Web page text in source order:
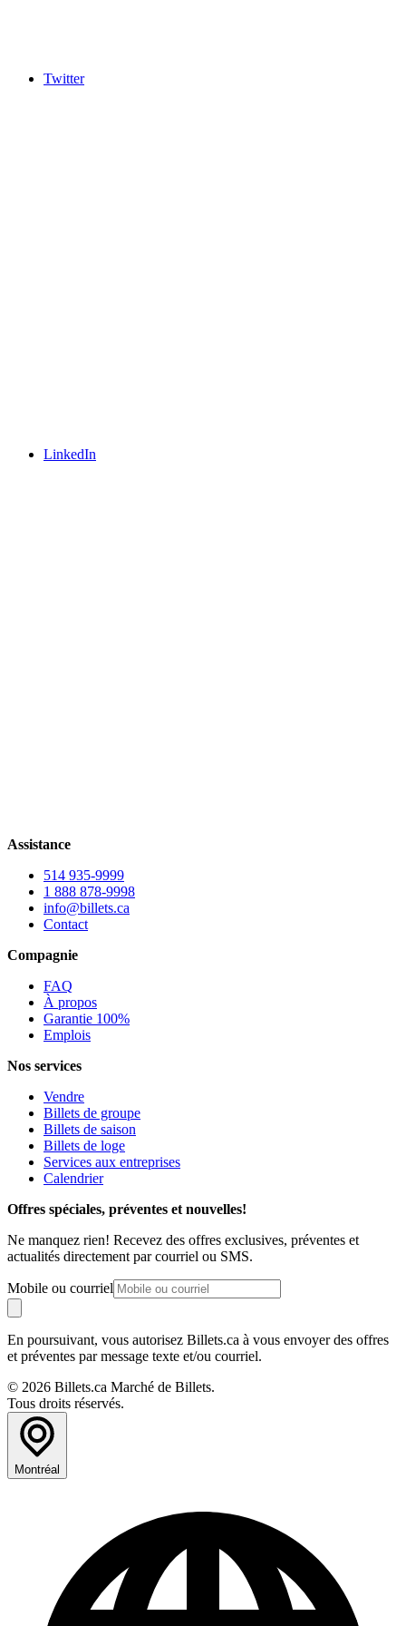
Twitter
LinkedIn
Assistance
514 935-9999
1 888 878-9998
info@billets.ca
Contact
Compagnie
FAQ
À propos
Garantie 100%
Emplois
Nos services
Vendre
Billets de groupe
Billets de saison
Billets de loge
Services aux entreprises
Calendrier
Offres spéciales, préventes et nouvelles!
Ne manquez rien! Recevez des offres exclusives, préventes et
actualités directement par courriel ou SMS.
Mobile ou courriel
En poursuivant, vous autorisez Billets.ca à vous envoyer des offres
et préventes par message texte et/ou courriel.
© 2026 Billets.ca Marché de Billets.
Tous droits réservés.
Montréal